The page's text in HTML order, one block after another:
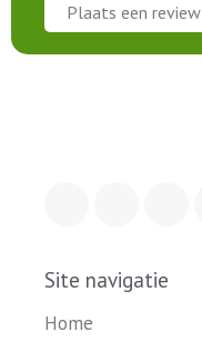
Plaats een review
Site navigatie
Home